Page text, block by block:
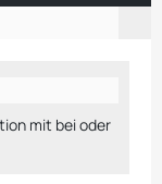
mit bei oder